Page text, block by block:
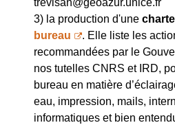
trevisan@geoazur.unice.fr
3) la production d'une charte
bureau
. Elle liste les
recommandées par le
nos tutelles CNRS et IRD,
bureau en matière
eau, impression, mails,
informatiques et bien